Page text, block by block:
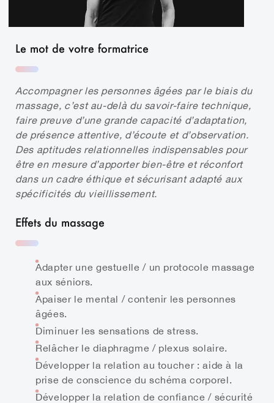
Le mot de votre formatrice
Accompagner les personnes âgées par le biais du
massage, c’est au-delà du savoir-faire technique,
faire preuve d’une grande capacité d’adaptation,
de présence attentive, d’écoute et d’observation.
Des aptitudes relationnelles indispensables pour
être en mesure d’apporter bien-être et réconfort
dans un cadre éthique et sécurisant adapté aux
spécificités du vieillissement.
Effets du massage
Adapter une gestuelle / un protocole massage
aux séniors.
Apaiser le mental / contenir les personnes
âgées.
Diminuer les sensations de stress.
Relâcher le diaphragme / plexus solaire.
Développer la relation au toucher : aide à la
prise de conscience du schéma corporel.
Développer la relation de confiance / sécurité